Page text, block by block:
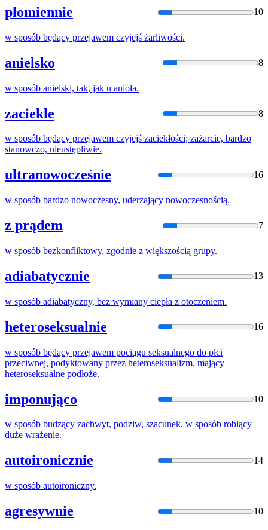
płomiennie 10
w sposób będący przejawem czyjejś żarliwości.
anielsko 8
w sposób anielski, tak, jak u anioła.
zaciekle 8
w sposób będący przejawem czyjejś zaciekłości; zażarcie, bardzo
stanowczo, nieustępliwie.
ultranowocześnie 16
w sposób bardzo nowoczesny, uderzający nowoczesnością.
z prądem 7
w sposób bezkonfliktowy, zgodnie z większością grupy.
adiabatycznie 13
w sposób adiabatyczny, bez wymiany ciepła z otoczeniem.
heteroseksualnie 16
w sposób będący przejawem pociągu seksualnego do płci
przeciwnej, podyktowany przez heteroseksualizm, mający
heteroseksualne podłoże.
imponująco 10
w sposób budzący zachwyt, podziw, szacunek, w sposób robiący
duże wrażenie.
autoironicznie 14
w sposób autoironiczny.
agresywnie 10